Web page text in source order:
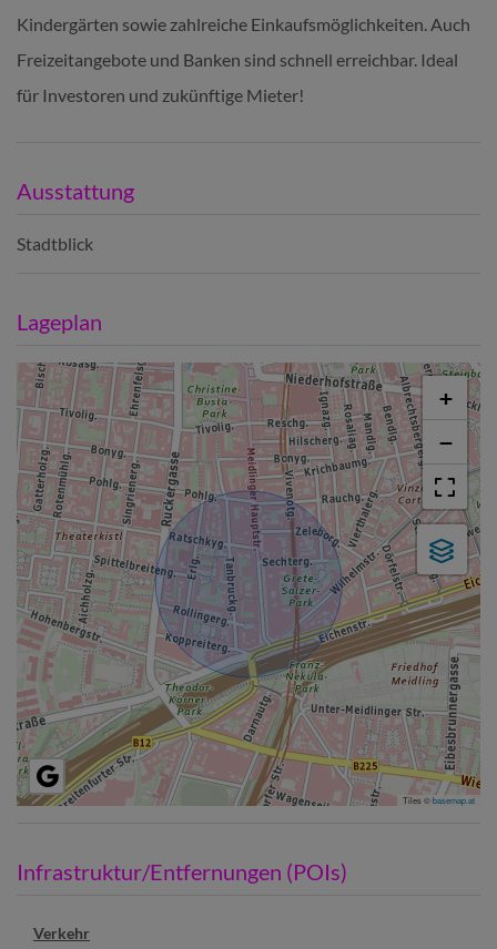
Kindergärten sowie zahlreiche Einkaufsmöglichkeiten. Auch
Freizeitangebote und Banken sind schnell erreichbar. Ideal
für Investoren und zukünftige Mieter!
Ausstattung
Stadtblick
Lageplan
+
−
Tiles ©basemap.at
Infrastruktur/Entfernungen (POIs)
Verkehr